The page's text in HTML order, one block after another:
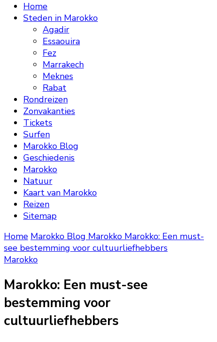
Home
Steden in Marokko
Agadir
Essaouira
Fez
Marrakech
Meknes
Rabat
Rondreizen
Zonvakanties
Tickets
Surfen
Marokko Blog
Geschiedenis
Marokko
Natuur
Kaart van Marokko
Reizen
Sitemap
Home Marokko Blog Marokko Marokko: Een must-
see bestemming voor cultuurliefhebbers
Marokko
Marokko: Een must-see
bestemming voor
cultuurliefhebbers